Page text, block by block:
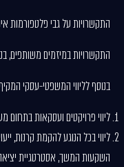
התקשרויות על גבי פלטפורמות
התקשרויות במיזמים משותפים,
בנוסף לליווי המשפטי-עסקי
ליווי פרויקטים ועסקאות
ליווי בכל הנוגע להקמת קרנות,
השקעות המשך, אסטרטגיית